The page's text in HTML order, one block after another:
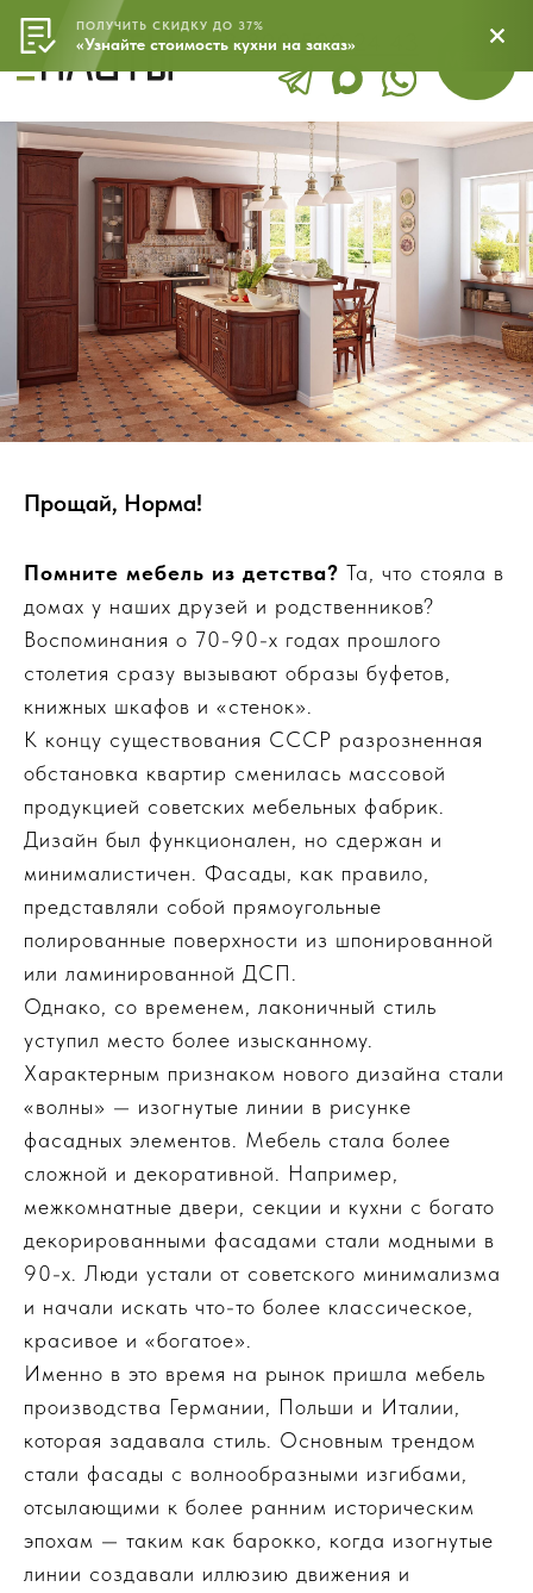
МЕНЮ
8 800 500 24 43
Прощай, Норма!
Помните мебель из детства? Та, что стояла в
домах у наших друзей и родственников?
Воспоминания о 70-90-х годах прошлого
столетия сразу вызывают образы буфетов,
книжных шкафов и «стенок».
К концу существования СССР разрозненная
обстановка квартир сменилась массовой
продукцией советских мебельных фабрик.
Дизайн был функционален, но сдержан и
минималистичен. Фасады, как правило,
представляли собой прямоугольные
полированные поверхности из шпонированной
или ламинированной ДСП.
Однако, со временем, лаконичный стиль
уступил место более изысканному.
Характерным признаком нового дизайна стали
«волны» — изогнутые линии в рисунке
фасадных элементов. Мебель стала более
сложной и декоративной. Например,
межкомнатные двери, секции и кухни с богато
декорированными фасадами стали модными в
90-х. Люди устали от советского минимализма
и начали искать что-то более классическое,
красивое и «богатое».
Именно в это время на рынок пришла мебель
производства Германии, Польши и Италии,
которая задавала стиль. Основным трендом
стали фасады с волнообразными изгибами,
отсылающими к более ранним историческим
эпохам — таким как барокко, когда изогнутые
линии создавали иллюзию движения и
ПОЛУЧИТЬ СКИДКУ ДО 37%
«Узнайте стоимость кухни на заказ»